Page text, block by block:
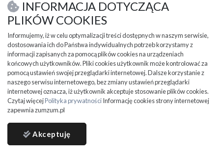
Porsche Cayenne Cayenne
Katowice
175 890
143 000PLN netto
DO NEGOCJACJI
INFORMACJA DOTYCZĄCA
PLIKÓW COOKIES
Informujemy, iż w celu optymalizacji treści dostępnych w naszym serwisie,
dostosowania ich do Państwa indywidualnych potrzeb korzystamy z
informacji zapisanych za pomocą plików cookies na urządzeniach
końcowych użytkowników. Pliki cookies użytkownik może kontrolować za
pomocą ustawień swojej przeglądarki internetowej. Dalsze korzystanie z
naszego serwisu internetowego, bez zmiany ustawień przeglądarki
internetowej oznacza, iż użytkownik akceptuje stosowanie plików cookies.
Czytaj więcejPolityka prywatnościInformację cookies strony internetowej
zapewnia zumzum.pl
Akceptuję